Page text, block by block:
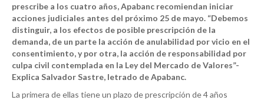
prescribe a los cuatro años, Apabanc recomiendan iniciar
acciones judiciales antes del próximo 25 de mayo. “Debemos
distinguir, a los efectos de posible prescripción de la
demanda, de un parte la acción de anulabilidad por vicio en el
consentimiento, y por otra, la acción de responsabilidad por
culpa civil contemplada en la Ley del Mercado de Valores”-
Explica Salvador Sastre, letrado de Apabanc.
La primera de ellas tiene un plazo de prescripción de 4 años